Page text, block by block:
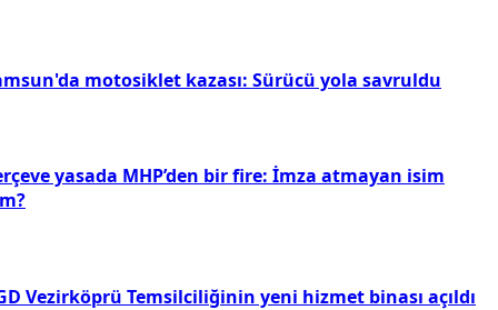
motosiklet kazası: Sürücü yola savruldu
yasada MHP’den bir fire: İmza atmayan isim
Vezirköprü Temsilciliğinin yeni hizmet binası açıldı